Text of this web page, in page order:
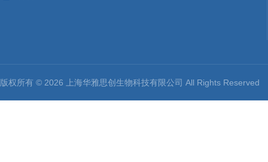
版权所有 © 2026 上海华雅思创生物科技有限公司 All Rights